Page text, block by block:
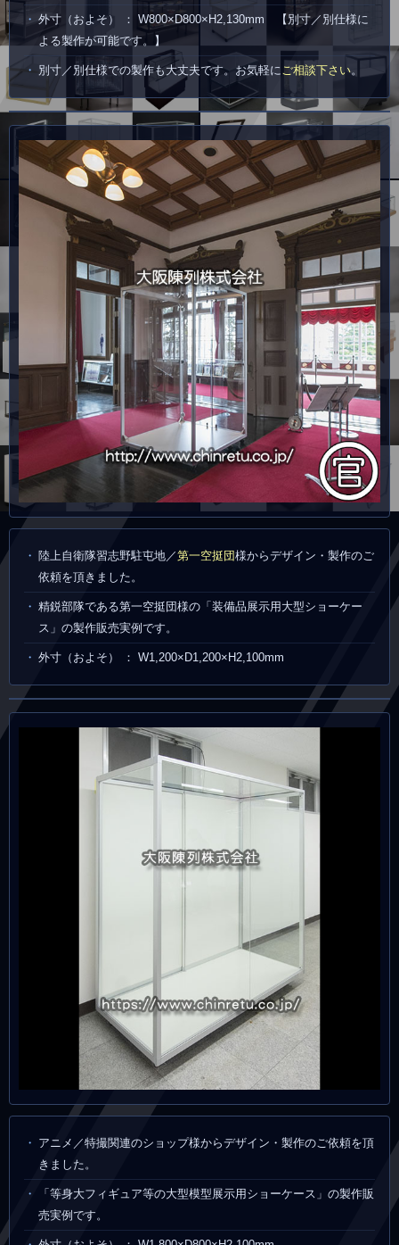
外寸（およそ） ： W800×D800×H2,130mm 【別寸／別仕様に
よる製作が可能です。】
別寸／別仕様での製作も大丈夫です。お気軽にご相談下さい。
陸上自衛隊習志野駐屯地／第一空挺団様からデザイン・製作のご
依頼を頂きました。
精鋭部隊である第一空挺団様の「装備品展示用大型ショーケー
ス」の製作販売実例です。
外寸（およそ） ： W1,200×D1,200×H2,100mm
アニメ／特撮関連のショップ様からデザイン・製作のご依頼を頂
きました。
「等身大フィギュア等の大型模型展示用ショーケース」の製作販
売実例です。